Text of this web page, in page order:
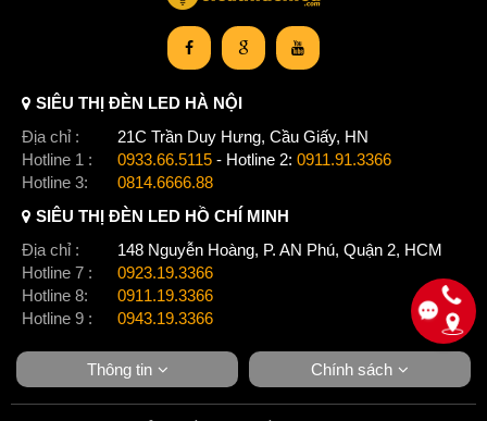
SIÊU THỊ ĐÈN LED HÀ NỘI
Địa chỉ :
21C Trần Duy Hưng, Cầu Giấy, HN
Hotline 1 :
0933.66.5115 - Hotline 2: 0911.91.3366
Hotline 3:
0814.6666.88
SIÊU THỊ ĐÈN LED HỒ CHÍ MINH
Địa chỉ :
148 Nguyễn Hoàng, P. AN Phú, Quận 2, HCM
Hotline 7 :
0923.19.3366
Hotline 8:
0911.19.3366
Hotline 9 :
0943.19.3366
Thông tin Chính sách